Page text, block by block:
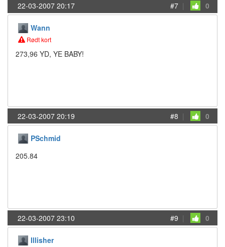
22-03-2007 20:17 #7 | 0
Wann
Rødt kort
273,96 YD, YE BABY!
22-03-2007 20:19 #8 | 0
PSchmid
205.84
22-03-2007 23:10 #9 | 0
Illisher